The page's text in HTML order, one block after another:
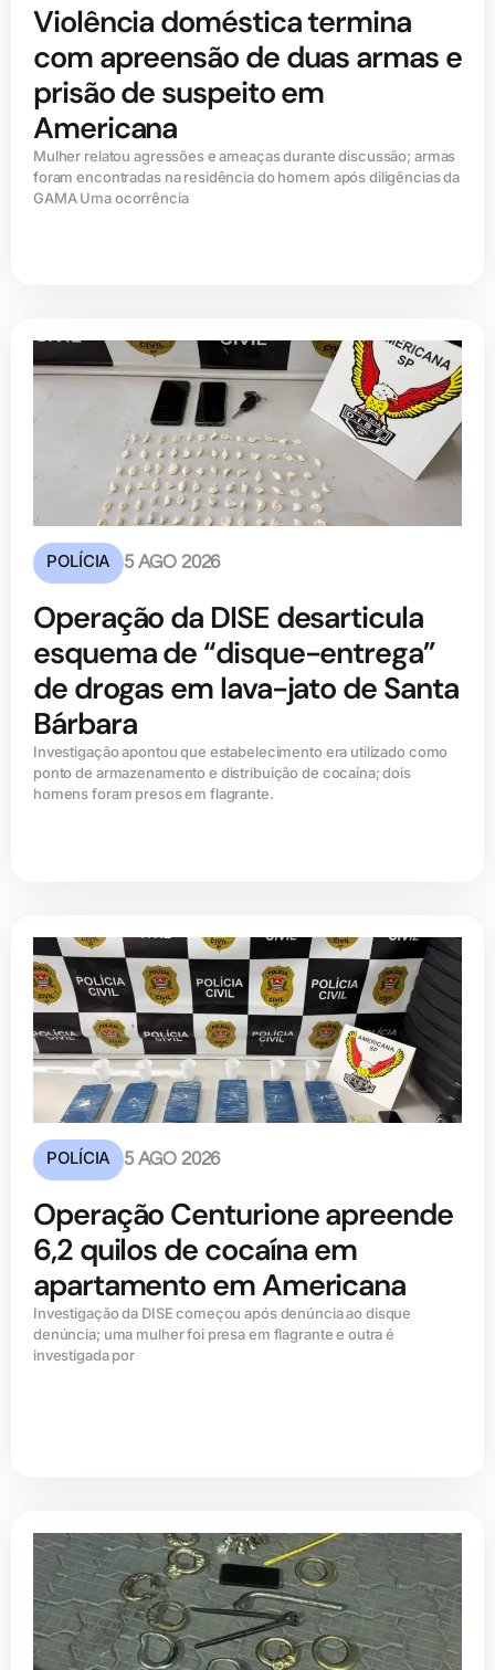
Violência doméstica termina
com apreensão de duas armas e
prisão de suspeito em
Americana
Mulher relatou agressões e ameaças durante discussão; armas
foram encontradas na residência do homem após diligências da
GAMA Uma ocorrência
POLÍCIA 5 AGO 2026
Operação da DISE desarticula
esquema de “disque-entrega”
de drogas em lava-jato de Santa
Bárbara
Investigação apontou que estabelecimento era utilizado como
ponto de armazenamento e distribuição de cocaína; dois
homens foram presos em flagrante.
POLÍCIA 5 AGO 2026
Operação Centurione apreende
6,2 quilos de cocaína em
apartamento em Americana
Investigação da DISE começou após denúncia ao disque
denúncia; uma mulher foi presa em flagrante e outra é
investigada por